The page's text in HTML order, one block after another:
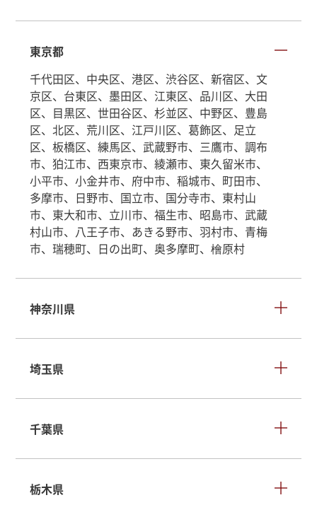
東京都
千代田区、中央区、港区、渋谷区、新宿区、文
京区、台東区、墨田区、江東区、品川区、大田
区、目黒区、世田谷区、杉並区、中野区、豊島
区、北区、荒川区、江戸川区、葛飾区、足立
区、板橋区、練馬区、武蔵野市、三鷹市、調布
市、狛江市、西東京市、綾瀬市、東久留米市、
小平市、小金井市、府中市、稲城市、町田市、
多摩市、日野市、国立市、国分寺市、東村山
市、東大和市、立川市、福生市、昭島市、武蔵
村山市、八王子市、あきる野市、羽村市、青梅
市、瑞穂町、日の出町、奥多摩町、檜原村
神奈川県
埼玉県
千葉県
栃木県